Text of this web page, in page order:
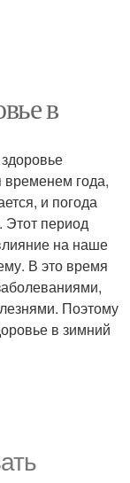
в
временем года,
и погода
Этот период
на наше
В это время
Поэтому
в зимний